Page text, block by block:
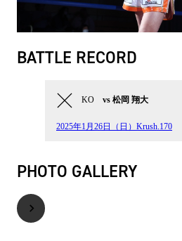
BATTLE RECORD
KO vs 松岡 翔大
2025年1月26日（日）Krush.170
PHOTO GALLERY